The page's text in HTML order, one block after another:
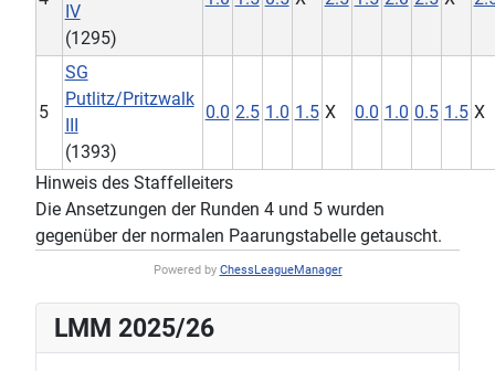
IV
(1295)
5
SG
Putlitz/Pritzwalk
III
(1393)
0.0 2.5 1.0 1.5 X 0.0 1.0 0.5 1.5 X
Hinweis des Staffelleiters
Die Ansetzungen der Runden 4 und 5 wurden
gegenüber der normalen Paarungstabelle getauscht.
Powered by ChessLeagueManager
LMM 2025/26